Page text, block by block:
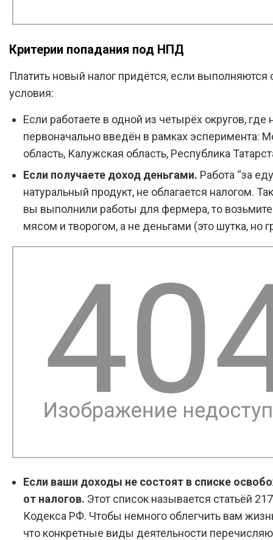
Критерии попадания под НПД
Платить новый налог придётся, если
условия:
Если работаете в одной из четырёх округов, где
первоначально введён в рамках эсперимента:
область, Калужская область, Республика
Если получаете доход деньгами. Работа “за
натуральный продукт, не облагается налогом.
вы выполнили работы для фермера, то возьмите
мясом и творогом, а не деньгами (это шутка, но
Если ваши доходы не состоят в списке
от налогов. Этот список называется статьёй
Кодекса РФ. Чтобы немного облегчить вам
что конкретные виды деятельности